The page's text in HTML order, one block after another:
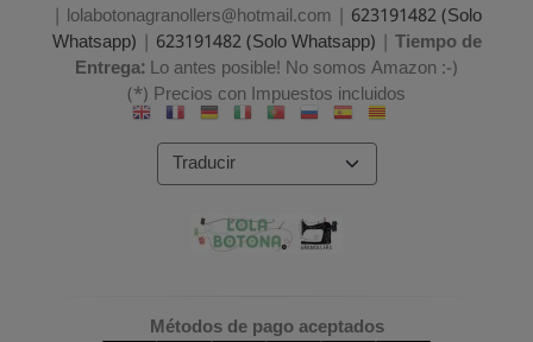
| lolabotonagranollers@hotmail.com | 623191482 (Solo
Whatsapp) | 623191482 (Solo Whatsapp) | Tiempo de
Entrega:Lo antes posible! No somos Amazon :-)
(*) Precios con Impuestos incluidos
Métodos de pago aceptados